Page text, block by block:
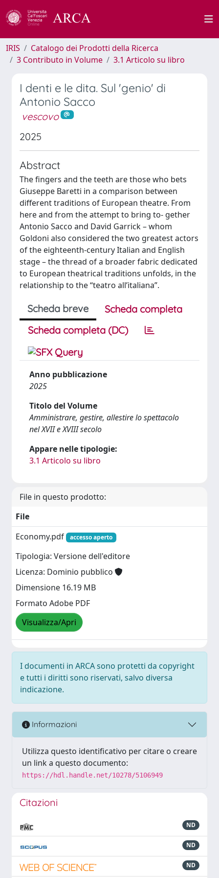
IRIS
Catalogo dei Prodotti della Ricerca
3 Contributo in Volume
3.1 Articolo su libro
I denti e le dita. Sul 'genio' di
Antonio Sacco
vescovo
2025
Abstract
The fingers and the teeth are those who bets
Giuseppe Baretti in a comparison between
different traditions of European theatre. From
here and from the attempt to bring to- gether
Antonio Sacco and David Garrick – whom
Goldoni also considered the two greatest actors
of the eighteenth-century Italian and English
stage – the thread of a broader fabric dedicated
to European theatrical traditions unfolds, in the
relationship to the “teatro all’italiana”.
Scheda breve
Scheda completa
Scheda completa (DC)
Anno pubblicazione
2025
Titolo del Volume
Amministrare, gestire, allestire lo spettacolo
nel XVII e XVIII secolo
Appare nelle tipologie:
3.1 Articolo su libro
File in questo prodotto:
File
Economy.pdf
accesso aperto
Tipologia: Versione dell'editore
Licenza: Dominio pubblico
Dimensione 16.19 MB
Formato Adobe PDF
Visualizza/Apri
I documenti in ARCA sono protetti da copyright
e tutti i diritti sono riservati, salvo diversa
indicazione.
Informazioni
Utilizza questo identificativo per citare o creare
un link a questo documento:
https://hdl.handle.net/10278/5106949
Citazioni
ND
ND
ND